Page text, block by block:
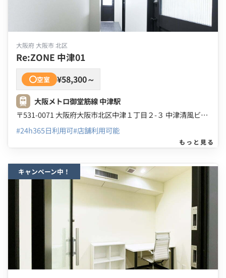
大阪府 大阪市 北区
Re:ZONE 中津01
空室 ¥58,300～
大阪メトロ御堂筋線 中津駅
〒531-0071 大阪府大阪市北区中津１丁目２-３ 中津清風ビル ２Ｆ ３Ｆ ４Ｆ ５Ｆ
#24h365日利用可#店舗利用可能
もっと見る
キャンペーン中！